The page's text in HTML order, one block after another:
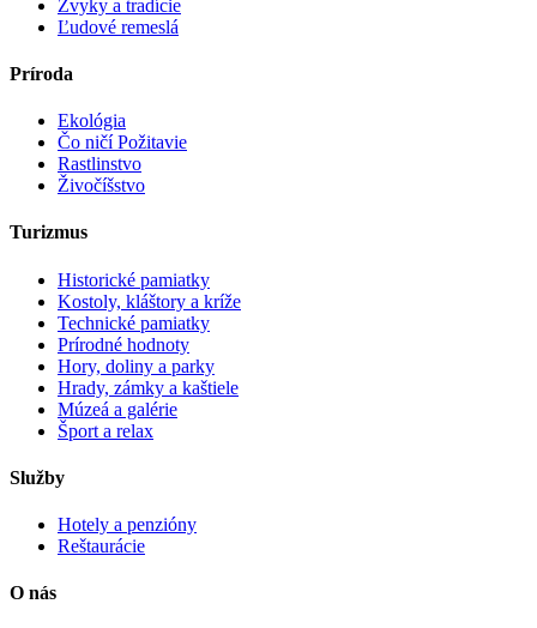
Zvyky a tradície
Ľudové remeslá
Príroda
Ekológia
Čo ničí Požitavie
Rastlinstvo
Živočíšstvo
Turizmus
Historické pamiatky
Kostoly, kláštory a kríže
Technické pamiatky
Prírodné hodnoty
Hory, doliny a parky
Hrady, zámky a kaštiele
Múzeá a galérie
Šport a relax
Služby
Hotely a penzióny
Reštaurácie
O nás